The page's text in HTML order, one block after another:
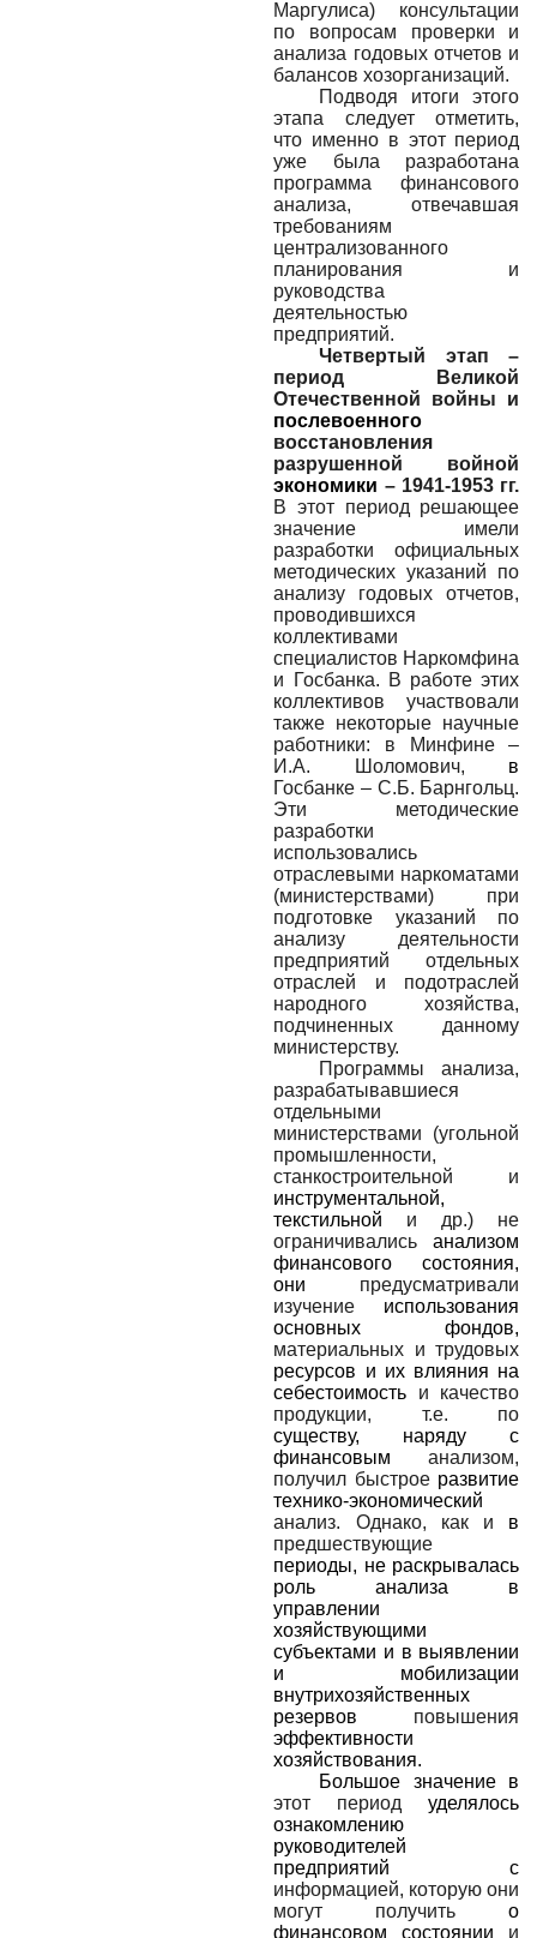
Маргулиса) консультации
по вопросам проверки и
анализа годовых отчетов и
балансов хозорганизаций.
Подводя итоги этого
этапа следует отметить,
что именно в этот период
уже была разработана
программа финансового
анализа, отвечавшая
требованиям
централизованного
планирования и
руководства
деятельностью
предприятий.
Четвертый этап –
период Великой
Отечественной войны и
послевоенного
восстановления
разрушенной войной
экономики – 1941-1953 гг.
В этот период решающее
значение имели
разработки официальных
методических указаний по
анализу годовых отчетов,
проводившихся
коллективами
специалистов Наркомфина
и Госбанка. В работе этих
коллективов участвовали
также некоторые научные
работники: в Минфине –
И.А. Шоломович, в
Госбанке – С.Б. Барнгольц.
Эти методические
разработки
использовались
отраслевыми наркоматами
(министерствами) при
подготовке указаний по
анализу деятельности
предприятий отдельных
отраслей и подотраслей
народного хозяйства,
подчиненных данному
министерству.
Программы анализа,
разрабатывавшиеся
отдельными
министерствами (угольной
промышленности,
станкостроительной и
инструментальной,
текстильной и др.) не
ограничивалисьанализом
финансового состояния,
они предусматривали
изучение использования
основных фондов,
материальных и трудовых
ресурсов и их влияния на
себестоимость и качество
продукции, т.е. по
существу, наряду с
финансовыманализом,
получил быстрое развитие
технико-экономический
анализ. Однако, как и в
предшествующие
периоды, не раскрывалась
роль анализа в
управлении
хозяйствующими
субъектами и в выявлении
и мобилизации
внутрихозяйственных
резервов повышения
эффективности
хозяйствования.
Большое значение в
этот периодуделялось
ознакомлению
руководителей
предприятий с
информацией, которую они
могут получитьо
финансовом состоянии и